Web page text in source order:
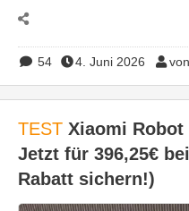
54 4. Juni 2026
TEST Xiaomi Robot
Jetzt für 396,25€
Rabatt sichern!)